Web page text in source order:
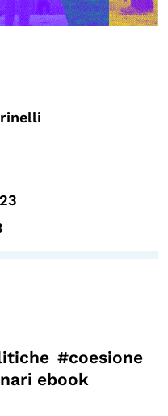
#coesione
ebook